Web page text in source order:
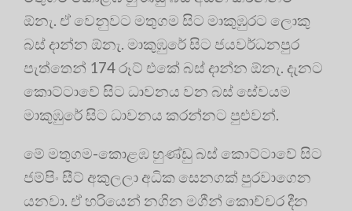
ඕනැ. ඒ වෙනුවට මතුගම සිට මාකුඹුරට ලොකු
බස් දාන්න ඕනැ. මාකුඹුරේ සිට ජයවර්ධනපුර
පැත්තෙන් 174 රූට් එකේ බස් දාන්න ඕනැ. දැනට
කොට්ටාවේ සිට ධාවනය වන බස් සේවයම
මාකුඹුරේ සිට ධාවනය කරන්නට පුළුවන්.
මේ මතුගම-කොළඹ හුණ්ඩු බස් කොට්ටාවේ සිට
ජම්පිං සීට් අකුලලා අධික සෙනගක් පුරවාගෙන
යනවා. ඒ හරියෙන් නගින මගීන් කොච්චර දීන